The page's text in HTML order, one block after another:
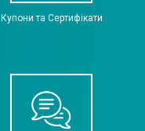
Купони та Сертифікати